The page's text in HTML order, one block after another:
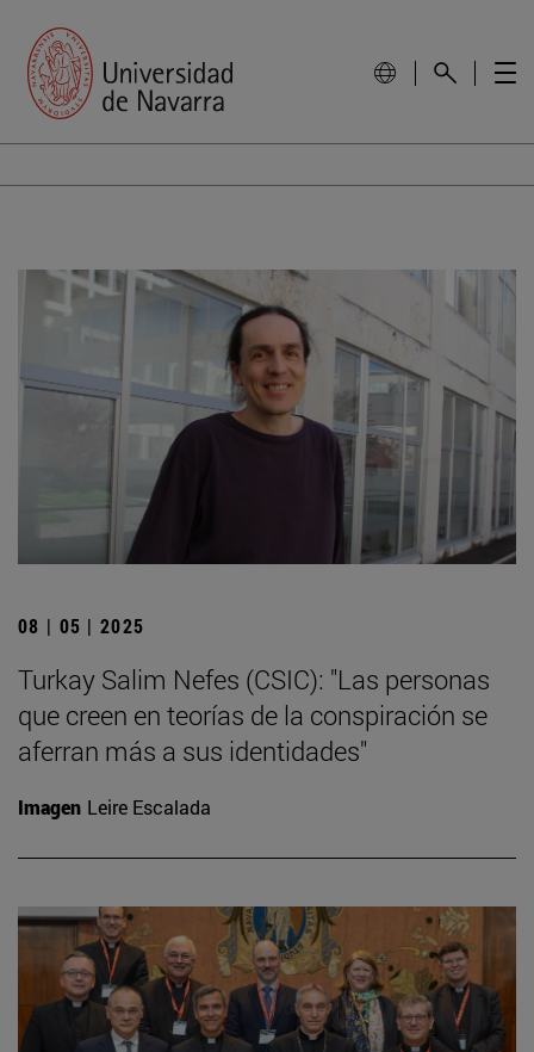
08 | 05 | 2025
Turkay Salim Nefes (CSIC): "Las personas
que creen en teorías de la conspiración se
aferran más a sus identidades"
Imagen Leire Escalada